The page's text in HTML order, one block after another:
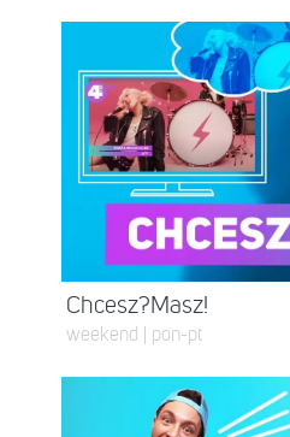
Chcesz?Masz!
weekend | pon-pt